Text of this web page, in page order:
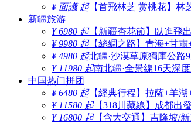
¥ 面議 起【首飛林芝 赏桃花】林
新疆旅游
¥ 6980 起【新疆杏花節】臥進飛
¥ 9980 起【絲綢之路】青海+甘肅
¥ 4980 起北疆·沙漠草原獨庫公路
¥ 11980 起南北疆·全景線16天深
中国热门拼团
¥ 6480 起【經典行程】拉薩+羊
¥ 11580 起【318川藏線】成都出
¥ 16800 起【含大交通】吉隆坡/